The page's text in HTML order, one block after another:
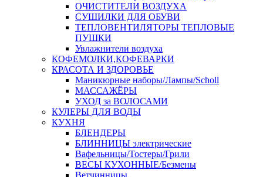
ОЧИСТИТЕЛИ ВОЗДУХА
СУШИЛКИ ДЛЯ ОБУВИ
ТЕПЛОВЕНТИЛЯТОРЫ ТЕПЛОВЫЕ
ПУШКИ
Увлажнители воздуха
КОФЕМОЛКИ,КОФЕВАРКИ
КРАСОТА И ЗДОРОВЬЕ
Маникюрные наборы/Лампы/Scholl
МАССАЖЁРЫ
УХОД за ВОЛОСАМИ
КУЛЕРЫ ДЛЯ ВОДЫ
КУХНЯ
БЛЕНДЕРЫ
БЛИННИЦЫ электрические
Вафельницы/Тостеры/Грили
ВЕСЫ КУХОННЫЕ/Безмены
Ветчинницы